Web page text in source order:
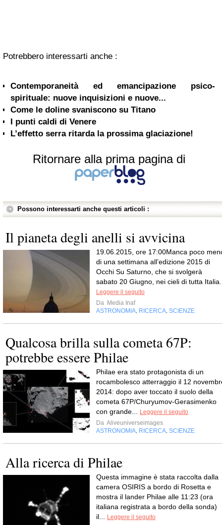
Potrebbero interessarti anche :
Contemporaneità ed emancipazione psico-
spirituale: nuove inquisizioni e nuove...
Come le doline svaniscono su Titano
I punti caldi di Venere
L’effetto serra ritarda la prossima glaciazione!
Ritornare alla prima pagina di
Possono interessarti anche questi articoli :
Il pianeta degli anelli si avvicina
19.06.2015, ore 17:00Manca poco
di una settimana all’edizione 2015 di
Occhi Su Saturno, che si svolgerà
sabato 20 Giugno, nei cieli di tutta Italia.
Leggere il seguito
Da Media Inaf
ASTRONOMIA RICERCA SCIENZE
Qualcosa brilla sulla cometa 67P:
potrebbe essere Philae
Philae era stato protagonista di un
rocambolesco atterraggio il 12
2014: dopo aver toccato il suolo della
cometa 67P/Churyumov-Gerasimenko
con grande...
Leggere il seguito
Da Aliveuniverseimages
ASTRONOMIA RICERCA SCIENZE
Alla ricerca di Philae
Questa immagine è stata raccolta dalla
camera OSIRIS a bordo di Rosetta e
mostra il lander Philae alle 11:23 (ora
italiana registrata a bordo della sonda)
il...
Leggere il seguito